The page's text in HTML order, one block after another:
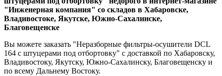
"Инженерная компания" со складов в Хабаровске,
Владивостоке, Якутске, Южно-Сахалинске,
Благовещенске
Вы можете заказать "Неразборные фильтры-осушители DCL
164 с штуцерами под отбортовку" с доставкой по Хабаровску,
Владивостоку, Якутску, Южно-Сахалинску, Благовещенску и
по всему Дальнему Востоку.